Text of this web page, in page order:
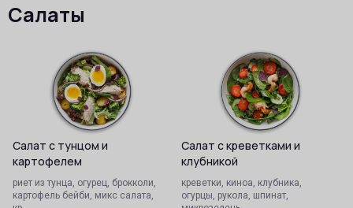
Салаты
Салат с тунцом и
картофелем
риет из тунца, огурец, брокколи,
картофель бейби, микс салата,
Салат с креветками и
клубникой
креветки, киноа, клубника,
огурцы, рукола, шпинат,